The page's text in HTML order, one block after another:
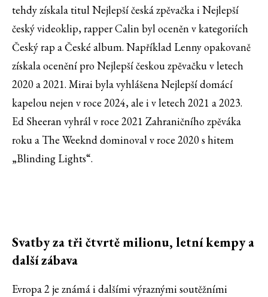
tehdy získala titul Nejlepší česká zpěvačka i Nejlepší
český videoklip, rapper Calin byl oceněn v kategoriích
Český rap a České album. Například Lenny opakovaně
získala ocenění pro Nejlepší českou zpěvačku v letech
2020 a 2021. Mirai byla vyhlášena Nejlepší domácí
kapelou nejen v roce 2024, ale i v letech 2021 a 2023.
Ed Sheeran vyhrál v roce 2021 Zahraničního zpěváka
roku a The Weeknd dominoval v roce 2020 s hitem
„Blinding Lights“.
Svatby za tři čtvrtě milionu, letní kempy a
další zábava
Evropa 2 je známá i dalšími výraznými soutěžními